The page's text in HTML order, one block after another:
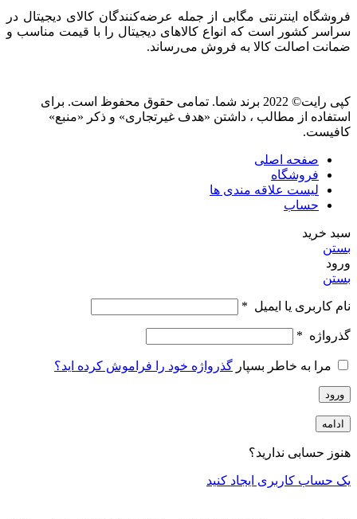
فروشگاه اینترنتی مگابی از جمله عرضه‌کنندگان کالای دیجیتال در
سراسر کشور است که انواع کالاهای دیجیتال را با قیمت مناسب و
ضمانت اصالت کالا به فروش می‌رساند.
کپی رایت© 2022 برند شما. تمامی حقوق محفوظ است. برای
استفاده از مطالب ، داشتن «هدف غیرتجاری» و ذکر «منبع»
کافیست.
صفحه اصلی
فروشگاه
لیست علاقه مندی ها
حساب
سبد خرید
بستن
ورود
بستن
نام کاربری یا ایمیل *
گذرواژه *
مرا به خاطر بسپار گذرواژه خود را فراموش کرده اید؟
ورود
ادامه
هنوز حسابی ندارید؟
یک حساب کاربری ایجاد کنید